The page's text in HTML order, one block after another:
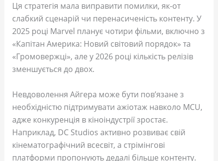
Ця стратегія мала виправити помилки, як-от
слабкий сценарій чи перенасиченість контенту. У
2025 році Marvel планує чотири фільми, включно з
«Капітан Америка: Новий світовий порядок» та
«Громовержці», але у 2026 році кількість релізів
зменшується до двох.
Невдоволення Айгера може бути пов’язане з
необхідністю підтримувати ажіотаж навколо MCU,
адже конкуренція в кіноіндустрії зростає.
Наприклад, DC Studios активно розвиває свій
кінематографічний всесвіт, а стрімінгові
платформи пропонують дедалі більше контенту.